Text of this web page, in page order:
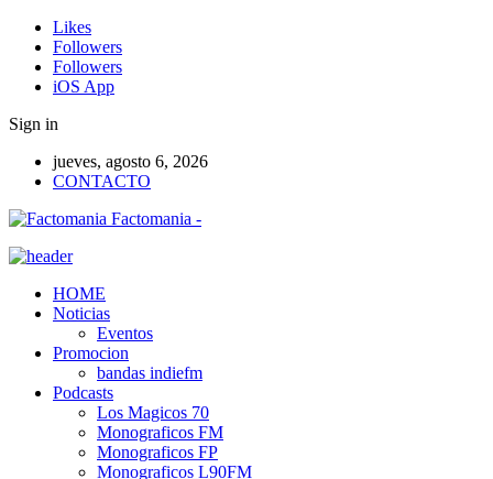
Likes
Followers
Followers
iOS App
Sign in
jueves, agosto 6, 2026
CONTACTO
Factomania -
HOME
Noticias
Eventos
Promocion
bandas indiefm
Podcasts
Los Magicos 70
Monograficos FM
Monograficos FP
Monograficos L90FM